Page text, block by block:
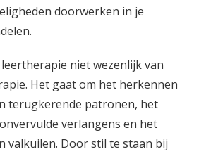
doorwerken in je
niet wezenlijk van
Het gaat om het herkennen
terugkerende patronen, het
verlangens en het
valkuilen. Door stil te staan bij